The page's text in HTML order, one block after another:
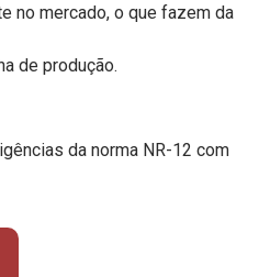
no mercado, o que fazem da
de produção.
da norma NR-12 com